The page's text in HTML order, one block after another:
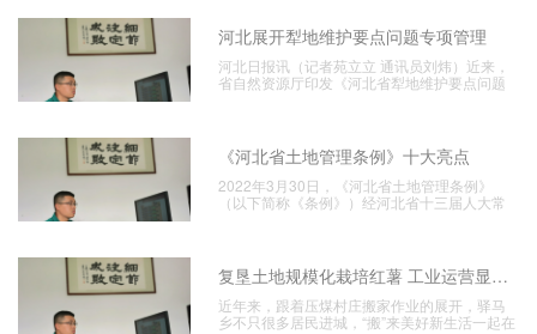
河北展开犁地维护要点问题专项管理
河北日报讯（记者苑立立 通讯员刘炜）近来，
省自然资源厅印发《河北省犁地维护要点问题
《河北省土地管理条例》十大亮点
2022年3月30日，《河北省土地管理条例》
（以下简称《条例》）经河北省十三届人大常
复垦土地规模化栽培红薯 工业运营显成效
近年来，跟着压煤村庄搬家作业的展开，驿马
乡不只很多居民进城，“搬”来美好新生活一起在